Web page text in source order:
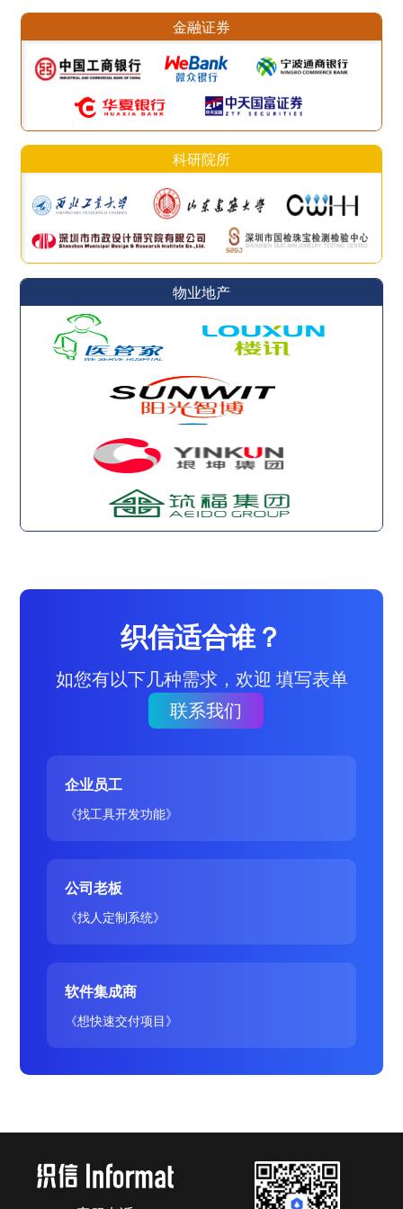
金融证券
科研院所
物业地产
织信适合谁？
如您有以下几种需求，欢迎 填写表单
联系我们
企业员工
《找工具开发功能》
公司老板
《找人定制系统》
软件集成商
《想快速交付项目》